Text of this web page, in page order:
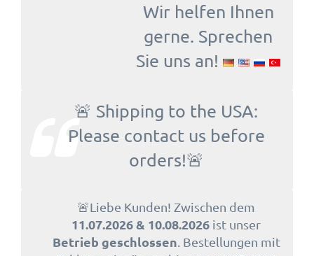
Wir helfen Ihnen
gerne. Sprechen
Sie uns an!
🚨 Shipping to the USA:
Please contact us before
orders!🚨
🚨Liebe Kunden! Zwischen dem
11.07.2026 & 10.08.2026 ist unser
Betrieb geschlossen . Bestellungen mit